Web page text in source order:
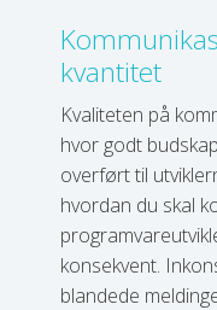
kvantitet
Kvaliteten på
hvor godt
overført til
hvordan du skal
konsekvent.
blandede